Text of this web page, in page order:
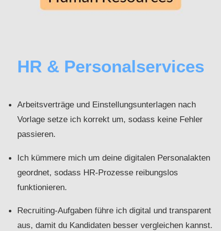
HR & Personalservices
Arbeitsverträge und Einstellungsunterlagen nach
Vorlage setze ich korrekt um, sodass keine Fehler
passieren.
Ich kümmere mich um deine digitalen Personalakten
geordnet, sodass HR-Prozesse reibungslos
funktionieren.
Recruiting-Aufgaben führe ich digital und transparent
aus, damit du Kandidaten besser vergleichen kannst.